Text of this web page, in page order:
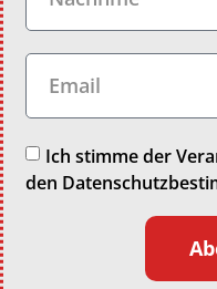
Ich stimme der
den